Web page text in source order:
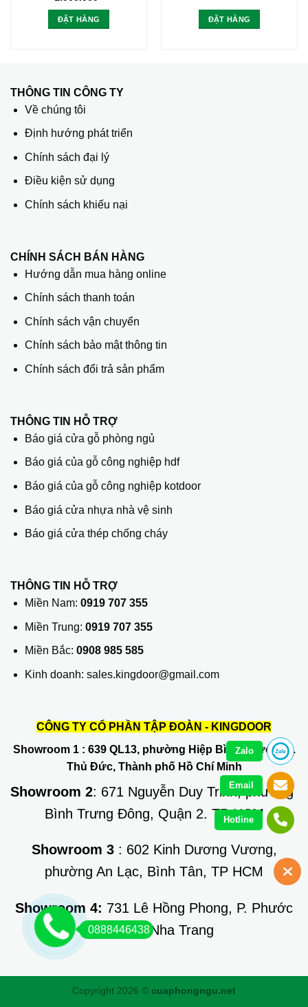
ĐẶT HÀNG ĐẶT HÀNG
THÔNG TIN CÔNG TY
Về chúng tôi
Định hướng phát triển
Chính sách đại lý
Điều kiện sử dụng
Chính sách khiếu nại
CHÍNH SÁCH BÁN HÀNG
Hướng dẫn mua hàng online
Chính sách thanh toán
Chính sách vận chuyển
Chính sách bảo mật thông tin
Chính sách đổi trả sản phẩm
THÔNG TIN HỖ TRỢ
Báo giá cửa gỗ phòng ngủ
Báo giá của gỗ công nghiệp hdf
Báo giá của gỗ công nghiệp kotdoor
Báo giá cửa nhựa nhà vệ sinh
Báo giá cửa thép chống cháy
THÔNG TIN HỖ TRỢ
Miền Nam: 0919 707 355
Miền Trung: 0919 707 355
Miền Bắc: 0908 985 585
Kinh doanh: sales.kingdoor@gmail.com
CÔNG TY CỔ PHẦN TẬP ĐOÀN - KINGDOOR
Showroom 1: 639 QL13, phường Hiệp Bình Phước, Q.
Thủ Đức, Thành phố Hồ Chí Minh
Showroom 2: 671 Nguyễn Duy Trinh, phường
Bình Trưng Đông, Quận 2. TP HCM
Showroom 3: 602 Kinh Dương Vương,
phường An Lạc, Bình Tân, TP HCM
Showroom 4: 731 Lê Hồng Phong, P. Phước
Long, TP Nha Trang
Copyright 2026 © cuaphongngu.net
0888446438
Zalo
Email
Hotline